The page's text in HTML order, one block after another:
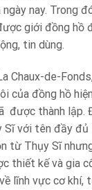
nay. Trong
giới đồng hồ
tin dùng.
Chaux-de-
của đồng hồ
được thành lập.
Sĩ với tên đầy
từ Thụy Sĩ
thiết kế và gia
lĩnh vực cơ khí,